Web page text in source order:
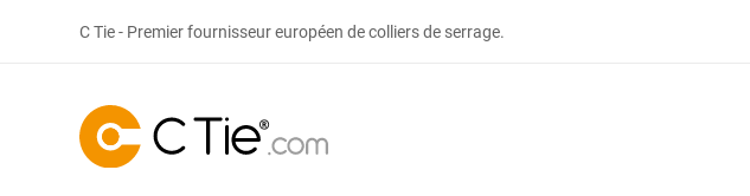
C Tie - Premier fournisseur européen de colliers de serrage.